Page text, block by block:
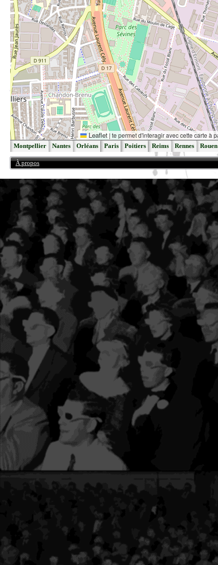
Leaflet |te permet d'interagir avec cette carte à
Montpellier Nantes Orléans Paris Poitiers Reims Rennes Rouen
À propos